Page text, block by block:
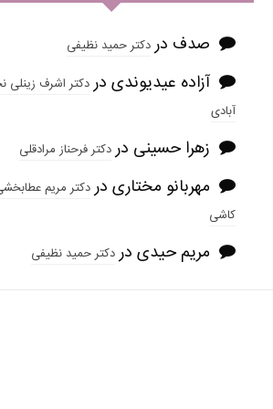
صدف دردکتر حمید نظیفی
آزاده عیدیوندی دردکتر اشرف زینلی
آبادی
زهرا حسینی دردکتر فرحناز مرادقلی
مهربانو مختاری دردکتر مریم
کاشی
مریم حیدی دردکتر حمید نظیفی